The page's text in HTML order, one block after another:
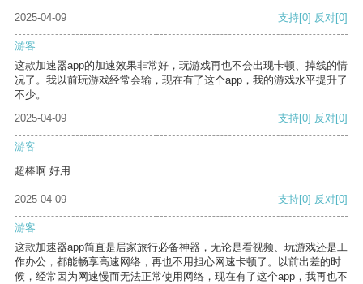
2025-04-09 支持[0] 反对[0]
游客
这款加速器app的加速效果非常好，玩游戏再也不会出现卡顿、掉线的情
况了。我以前玩游戏经常会输，现在有了这个app，我的游戏水平提升了
不少。
2025-04-09
支持[0] 反对[0]
游客
超棒啊 好用
2025-04-09 支持[0] 反对[0]
游客
这款加速器app简直是居家旅行必备神器，无论是看视频、玩游戏还是工
作办公，都能畅享高速网络，再也不用担心网速卡顿了。以前出差的时
候，经常因为网速慢而无法正常使用网络，现在有了这个app，我再也不